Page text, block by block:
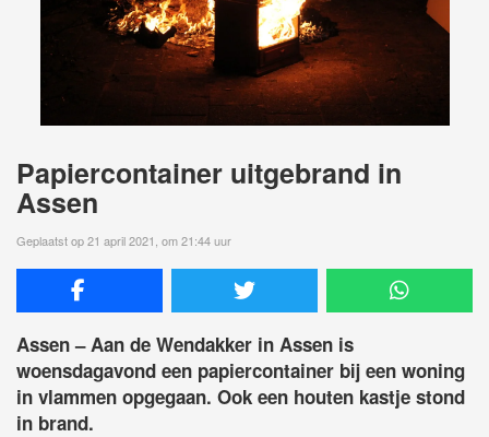
Papiercontainer uitgebrand in
Assen
Geplaatst op 21 april 2021, om 21:44 uur
Assen – Aan de Wendakker in Assen is
woensdagavond een papiercontainer bij een woning
in vlammen opgegaan. Ook een houten kastje stond
in brand.